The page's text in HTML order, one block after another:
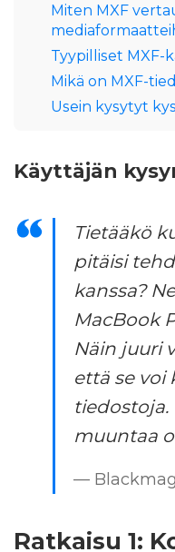
Miten MXF
Tyypilliset MXF-
Mikä on MXF-
Usein kysytyt
Käyttäjän
Tietääkö
pitäisi
kanssa?
MacBook
Näin juuri
että se voi
tiedostoja.
muuntaa
—
Ratkaisu 1: